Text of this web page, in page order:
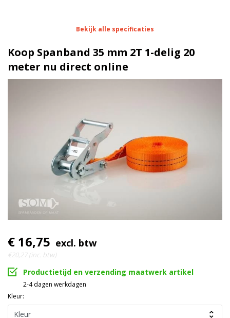
Eigenschappen Spanband 35 mm 2T 1-delig 20
Lengte 1 meter
Breedte 35 mm
Ratel Blokratel
Bekijk alle specificaties
Koop Spanband 35 mm 2T 1-delig 20
meter nu direct online
€ 16,75 excl. btw
€20,27 (inc. btw)
Productietijd en verzending maatwerk artikel
2-4 dagen werkdagen
Kleur: